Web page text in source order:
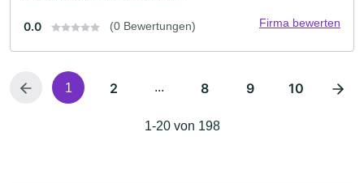
0.0 (0 Bewertungen) Firma bewerten
1 2 ... 8 9 10
1-20 von 198